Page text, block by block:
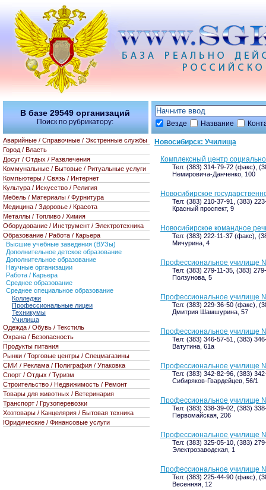
Везде Название
Новосибирск: Училища
Комплексный центр
Тел: (383) 314-79-72 (факс),
Немировича-Данченко, 100
Новосибирское
Тел: (383) 210-37-91, (383)
Красный проспект, 9
Новосибирское командное
Тел: (383) 222-11-37 (факс),
Мичурина, 4
Профессиональное училище
Тел: (383) 279-11-35, (383)
Ползунова, 5
Профессиональное училище
Тел: (383) 229-36-50 (факс),
Дмитрия Шамшурина, 57
Профессиональное училище
Тел: (383) 346-57-51, (383)
Ватутина, 61а
Профессиональное училище
Тел: (383) 342-82-96, (383)
Сибиряков-Гвардейцев, 56/1
Профессиональное училище
Тел: (383) 338-39-02, (383)
Первомайская, 206
Профессиональное училище
Тел: (383) 325-05-10, (383)
Электрозаводская, 1
Профессиональное училище
Тел: (383) 225-44-90 (факс),
Весенняя, 12
В базе 29549 организаций
Поиск по рубрикатору:
Аварийные / Справочные / Экстренные службы
Город / Власть
Досуг / Отдых / Развлечения
Коммунальные / Бытовые / Ритуальные услуги
Компьютеры / Связь / Интернет
Культура / Искусство / Религия
Мебель / Материалы / Фурнитура
Медицина / Здоровье / Красота
Металлы / Топливо / Химия
Оборудование / Инструмент / Электротехника
Образование / Работа / Карьера
Высшие учебные заведения (ВУЗы)
Дополнительное детское образование
Дополнительное образование
Научные организации
Работа / Карьера
Среднее образование
Среднее специальное образование
Колледжи
Профессиональные лицеи
Техникумы
Училища
Одежда / Обувь / Текстиль
Охрана / Безопасность
Продукты питания
Рынки / Торговые центры / Спецмагазины
СМИ / Реклама / Полиграфия / Упаковка
Спорт / Отдых / Туризм
Строительство / Недвижимость / Ремонт
Товары для животных / Ветеринария
Транспорт / Грузоперевозки
Хозтовары / Канцелярия / Бытовая техника
Юридические / Финансовые услуги